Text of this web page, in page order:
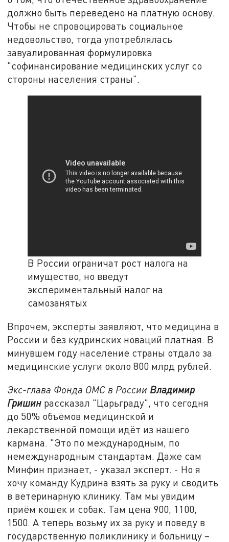
должно быть переведено на платную основу.
Чтобы не спровоцировать социальное
недовольство, тогда употреблялась
завуалированная формулировка
"софинансирование медицинских услуг со
стороны населения страны".
В России ограничат рост налога на
имущество‍, но введут
экспериментальный налог на
самозанятых
Впрочем, эксперты заявляют, что медицина в
России и без кудринских новаций платная. В
минувшем году население страны отдало за
медицинские услуги около 800 млрд рублей.
Экс-глава Фонда ОМС в России Владимир
Гришин рассказал "Царьграду", что сегодня
до 50% объёмов медицинской и
лекарственной помощи идёт из нашего
кармана. "Это по международным, по
немеждународным стандартам. Даже сам
Минфин признает, - указал эксперт. - Но я
хочу команду Кудрина взять за руку и сводить
в ветеринарную клинику. Там мы увидим
приём кошек и собак. Там цена 900, 1100,
1500. А теперь возьму их за руку и поведу в
государственную поликлинику и больницу –